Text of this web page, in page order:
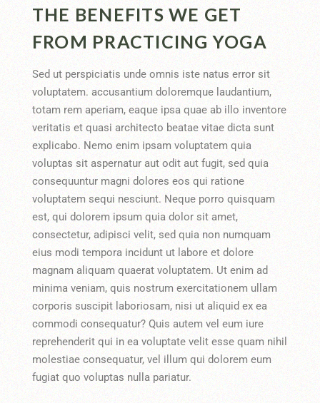
THE BENEFITS WE GET
FROM PRACTICING YOGA
Sed ut perspiciatis unde omnis iste natus error sit
voluptatem. accusantium doloremque laudantium,
totam rem aperiam, eaque ipsa quae ab illo inventore
veritatis et quasi architecto beatae vitae dicta sunt
explicabo. Nemo enim ipsam voluptatem quia
voluptas sit aspernatur aut odit aut fugit, sed quia
consequuntur magni dolores eos qui ratione
voluptatem sequi nesciunt. Neque porro quisquam
est, qui dolorem ipsum quia dolor sit amet,
consectetur, adipisci velit, sed quia non numquam
eius modi tempora incidunt ut labore et dolore
magnam aliquam quaerat voluptatem. Ut enim ad
minima veniam, quis nostrum exercitationem ullam
corporis suscipit laboriosam, nisi ut aliquid ex ea
commodi consequatur? Quis autem vel eum iure
reprehenderit qui in ea voluptate velit esse quam nihil
molestiae consequatur, vel illum qui dolorem eum
fugiat quo voluptas nulla pariatur.